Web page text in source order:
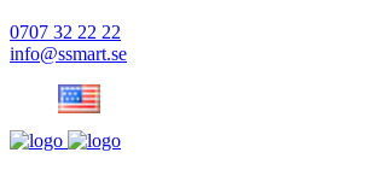
0707 32 22 22
info@ssmart.se